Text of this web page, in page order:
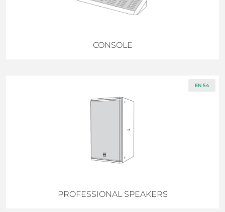
CONSOLE
EN 54
PROFESSIONAL SPEAKERS